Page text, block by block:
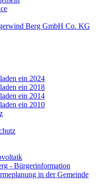
Berg GmbH Co. KG
ein 2024
ein 2018
ein 2014
ein 2010
- Bürgerinformation
in der Gemeinde